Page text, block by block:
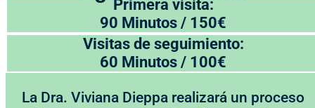
Primera visita:
90 Minutos / 150€
Visitas de seguimiento:
60 Minutos / 100€
La Dra. Viviana Dieppa realizará un proceso